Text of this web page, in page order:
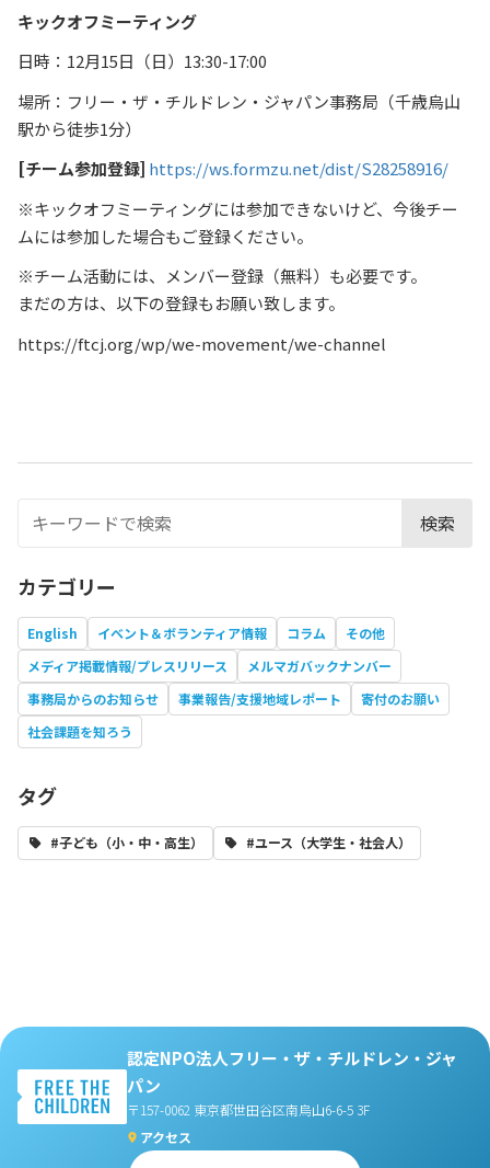
キックオフミーティング
日時：12月15日（日）13:30-17:00
場所：フリー・ザ・チルドレン・ジャパン事務局（千歳烏山
駅から徒歩1分）
[チーム参加登録] https://ws.formzu.net/dist/S28258916/
※キックオフミーティングには参加できないけど、今後チー
ムには参加した場合もご登録ください。
※チーム活動には、メンバー登録（無料）も必要です。
まだの方は、以下の登録もお願い致します。
https://ftcj.org/wp/we-movement/we-channel
検索
カテゴリー
English イベント＆ボランティア情報 コラム
その他
メディア掲載情報/プレスリリース
メルマガバックナンバー
事務局からのお知らせ
事業報告/支援地域レポート
寄付のお願い
社会課題を知ろう
タグ
#子ども（小・中・高生） #ユース（大学生・社会人）
認定NPO法人フリー・ザ・チルドレン・ジャ
パン
〒157-0062 東京都世田谷区南烏山6-6-5 3F
アクセス